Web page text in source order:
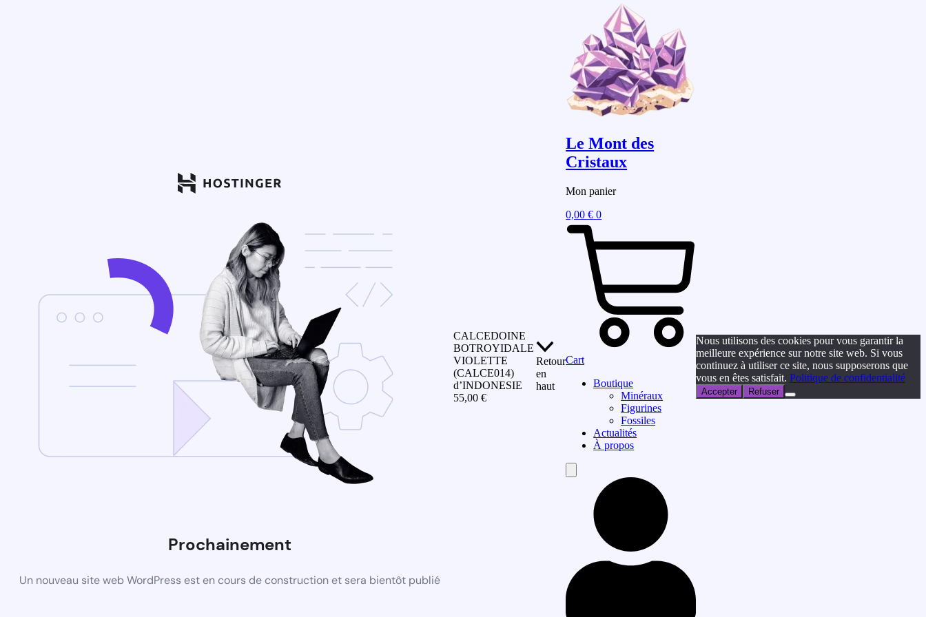
Prochainement
Un nouveau site web WordPress est en cours de construction et sera bientôt publié
CALCEDOINE
BOTROYIDALE
VIOLETTE
(CALCE014)
d’INDONESIE
55,00 €
Retour
en
haut
Le Mont des
Cristaux
Mon panier
0,00€ 0
Cart
Boutique
Minéraux
Figurines
Fossiles
Actualités
À propos
Toggle
Nous utilisons des cookies pour vous garantir la
meilleure expérience sur notre site web. Si vous
continuez à utiliser ce site, nous supposerons que
vous en êtes satisfait.Politique de confidentialité
Accepter Refuser